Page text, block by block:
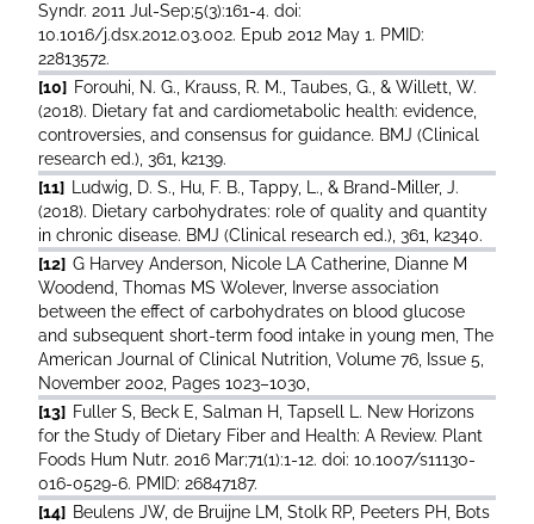
Syndr. 2011 Jul-Sep;5(3):161-4. doi:
10.1016/j.dsx.2012.03.002. Epub 2012 May 1. PMID:
22813572.
[10] Forouhi, N. G., Krauss, R. M., Taubes, G., & Willett, W.
(2018). Dietary fat and cardiometabolic health: evidence,
controversies, and consensus for guidance. BMJ (Clinical
research ed.), 361, k2139.
[11]
Ludwig, D. S., Hu, F. B., Tappy, L., & Brand-Miller, J.
(2018). Dietary carbohydrates: role of quality and quantity
in chronic disease. BMJ (Clinical research ed.), 361, k2340.
[12] G Harvey Anderson, Nicole LA Catherine, Dianne M
Woodend, Thomas MS Wolever, Inverse association
between the effect of carbohydrates on blood glucose
and subsequent short-term food intake in young men, The
American Journal of Clinical Nutrition, Volume 76, Issue 5,
November 2002, Pages 1023–1030,
[13] Fuller S, Beck E, Salman H, Tapsell L. New Horizons
for the Study of Dietary Fiber and Health: A Review. Plant
Foods Hum Nutr. 2016 Mar;71(1):1-12. doi: 10.1007/s11130-
016-0529-6. PMID: 26847187.
[14] Beulens JW, de Bruijne LM, Stolk RP, Peeters PH, Bots